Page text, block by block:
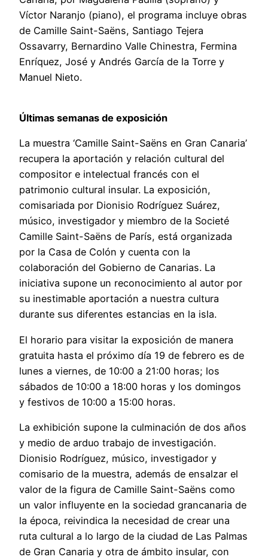
Víctor Naranjo (piano), el programa incluye obras
de Camille Saint-Saëns, Santiago Tejera
Ossavarry, Bernardino Valle Chinestra, Fermina
Enríquez, José y Andrés García de la Torre y
Manuel Nieto.
Últimas semanas de exposición
La muestra ‘Camille Saint-Saëns en Gran Canaria’
recupera la aportación y relación cultural del
compositor e intelectual francés con el
patrimonio cultural insular. La exposición,
comisariada por Dionisio Rodríguez Suárez,
músico, investigador y miembro de la Societé
Camille Saint-Saëns de París, está organizada
por la Casa de Colón y cuenta con la
colaboración del Gobierno de Canarias. La
iniciativa supone un reconocimiento al autor por
su inestimable aportación a nuestra cultura
durante sus diferentes estancias en la isla.
El horario para visitar la exposición de manera
gratuita hasta el próximo día 19 de febrero es de
lunes a viernes, de 10:00 a 21:00 horas; los
sábados de 10:00 a 18:00 horas y los domingos
y festivos de 10:00 a 15:00 horas.
La exhibición supone la culminación de dos años
y medio de arduo trabajo de investigación.
Dionisio Rodríguez, músico, investigador y
comisario de la muestra, además de ensalzar el
valor de la figura de Camille Saint-Saëns como
un valor influyente en la sociedad grancanaria de
la época, reivindica la necesidad de crear una
ruta cultural a lo largo de la ciudad de Las Palmas
de Gran Canaria y otra de ámbito insular, con